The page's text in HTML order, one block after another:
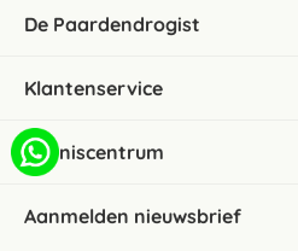
De Paardendrogist
Klantenservice
Kenniscentrum
Aanmelden nieuwsbrief